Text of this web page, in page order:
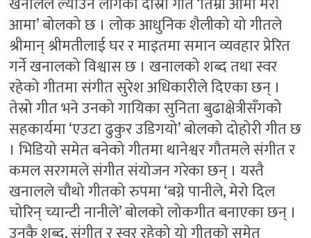
आमा’ बोलको छ । लोक आधुनिक शैलीको यो गीतले
श्रीमान् श्रीमतीलाई घर र माइतमा समान व्यवहार प्रेरित
गर्ने खनालको विश्वास छ । खनालको शब्द तथा स्वर
रहेको गीतमा संगीत सुरेश अधिकारीले दिएका छन् ।
तेस्रो गीत भने उनको गायिका सुनिता बुढाक्षेत्रीसँगको
सहकार्यमा ‘एउटा ढुकुर उडिगयो’ बोलको दोहोरी गीत छ
। भिडियो समेत बनेको गीतमा थानेश्वर गौतमले संगीत र
कमल सरगमले संगीत संयोजन गरेका छन् । यस्तै
खनालले चौथो गीतको रुपमा ‘बग्ने पानीले, मेरो दिल
चोरिन् च्यान्टी नानीले’ बोलको लोकगीत बनाएका छन् ।